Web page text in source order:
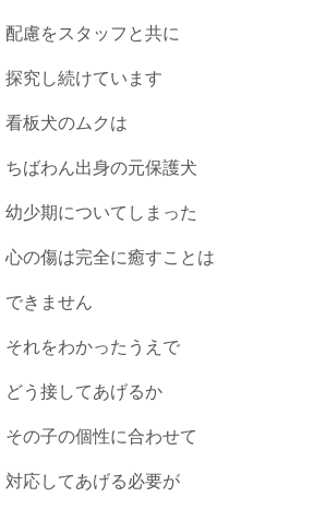
配慮をスタッフと共に
探究し続けています
看板犬のムクは
ちばわん出身の元保護犬
幼少期についてしまった
心の傷は完全に癒すことは
できません
それをわかったうえで
どう接してあげるか
その子の個性に合わせて
対応してあげる必要が